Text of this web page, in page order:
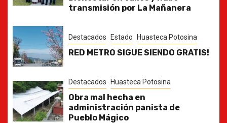
transmisión por La Mañanera
Destacados Estado Huasteca Potosina
RED METRO SIGUE SIENDO GRATIS!
Destacados Huasteca Potosina
Obra mal hecha en
administración panista de
Pueblo Mágico